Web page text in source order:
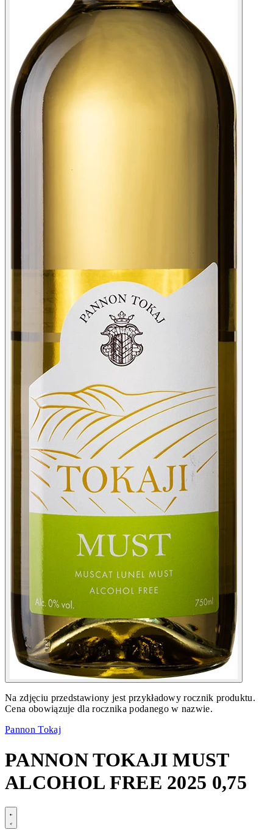
Na zdjęciu przedstawiony jest przykładowy rocznik produktu.
Cena obowiązuje dla rocznika podanego w nazwie.
Pannon Tokaj
PANNON TOKAJI MUST
ALCOHOL FREE 2025 0,75